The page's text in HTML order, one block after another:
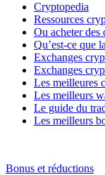
Cryptopedia
Ressources
Ou acheter des
Qu’est-ce que
Exchanges
Exchanges
Les meilleures
Les meilleurs
Le guide du
Les meilleurs
Bonus et réductions